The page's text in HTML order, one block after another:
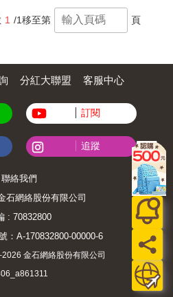
1 /1移至第 頁
分紅大聯盟 客服中心
訂閱
追蹤
聯絡我們
石網絡股份有限公司
: 70832800
：A-170832800-00000-6
金石網絡股份有限公司